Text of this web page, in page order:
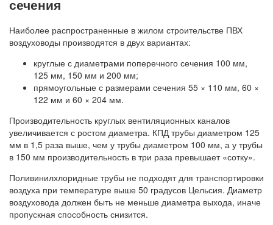
сечения
Наиболее распространенные в жилом строительстве ПВХ
воздуховоды производятся в двух вариантах:
круглые с диаметрами поперечного сечения 100 мм,
125 мм, 150 мм и 200 мм;
прямоугольные с размерами сечения 55 × 110 мм, 60 ×
122 мм и 60 × 204 мм.
Производительность круглых вентиляционных каналов
увеличивается с ростом диаметра. КПД трубы диаметром 125
мм в 1,5 раза выше, чем у трубы диаметром 100 мм, а у трубы
в 150 мм производительность в три раза превышает «сотку».
Поливинилхлоридные трубы не подходят для транспортировки
воздуха при температуре выше 50 градусов Цельсия. Диаметр
воздуховода должен быть не меньше диаметра выхода, иначе
пропускная способность снизится.